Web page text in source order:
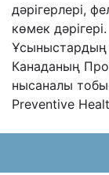
дәрігерлері,
көмек дәрігері.
Ұсыныстардың
Канаданың
нысаналы
Preventive